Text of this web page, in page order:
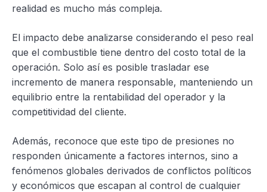
realidad es mucho más compleja.
El impacto debe analizarse considerando el peso real
que el combustible tiene dentro del costo total de la
operación. Solo así es posible trasladar ese
incremento de manera responsable, manteniendo un
equilibrio entre la rentabilidad del operador y la
competitividad del cliente.
Además, reconoce que este tipo de presiones no
responden únicamente a factores internos, sino a
fenómenos globales derivados de conflictos políticos
y económicos que escapan al control de cualquier